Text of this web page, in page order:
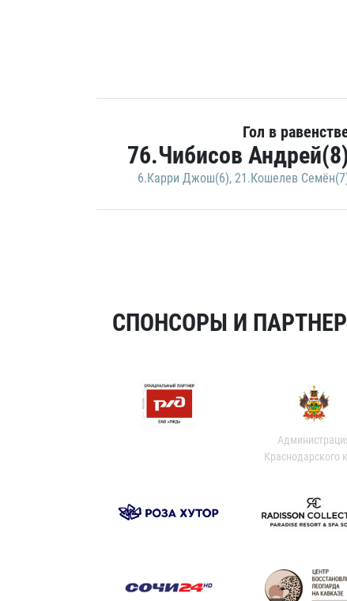
Гол в
76.Чибисов
6.Карри Джош(6), 21.Кошелев
СПОНСОРЫ И
Краснодарского